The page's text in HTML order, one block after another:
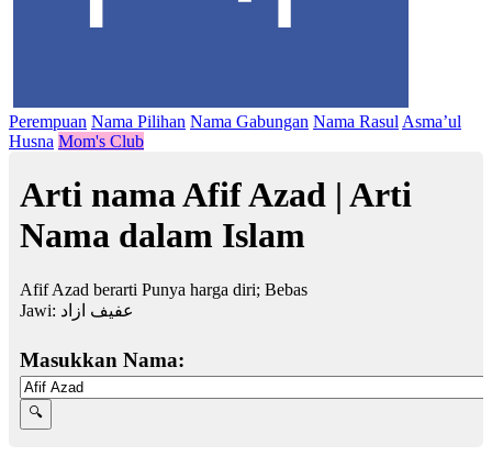
Perempuan Nama Pilihan Nama Gabungan Nama Rasul Asma’ul
Husna Mom's Club
Arti nama Afif Azad | Arti
Nama dalam Islam
Afif Azad berarti Punya harga diri; Bebas
Jawi: عفيف ازاد
Masukkan Nama: